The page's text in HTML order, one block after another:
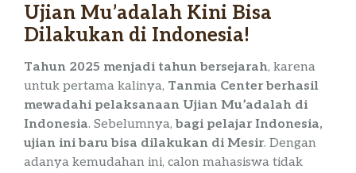
Ujian Mu’adalah Kini Bisa
Dilakukan di Indonesia!
Tahun 2025 menjadi tahun bersejarah, karena
untuk pertama kalinya, Tanmia Center berhasil
mewadahi pelaksanaan Ujian Mu’adalah di
Indonesia. Sebelumnya,bagi pelajar Indonesia,
ujian ini baru bisa dilakukan di Mesir. Dengan
adanya kemudahan ini, calon mahasiswa tidak